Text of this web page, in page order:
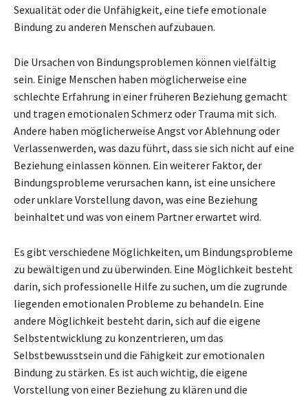
Sexualität oder die Unfähigkeit, eine tiefe emotionale
Bindung zu anderen Menschen aufzubauen.
Die Ursachen von Bindungsproblemen können vielfältig
sein. Einige Menschen haben möglicherweise eine
schlechte Erfahrung in einer früheren Beziehung gemacht
und tragen emotionalen Schmerz oder Trauma mit sich.
Andere haben möglicherweise Angst vor Ablehnung oder
Verlassenwerden, was dazu führt, dass sie sich nicht auf eine
Beziehung einlassen können. Ein weiterer Faktor, der
Bindungsprobleme verursachen kann, ist eine unsichere
oder unklare Vorstellung davon, was eine Beziehung
beinhaltet und was von einem Partner erwartet wird.
Es gibt verschiedene Möglichkeiten, um Bindungsprobleme
zu bewältigen und zu überwinden. Eine Möglichkeit besteht
darin, sich professionelle Hilfe zu suchen, um die zugrunde
liegenden emotionalen Probleme zu behandeln. Eine
andere Möglichkeit besteht darin, sich auf die eigene
Selbstentwicklung zu konzentrieren, um das
Selbstbewusstsein und die Fähigkeit zur emotionalen
Bindung zu stärken. Es ist auch wichtig, die eigene
Vorstellung von einer Beziehung zu klären und die